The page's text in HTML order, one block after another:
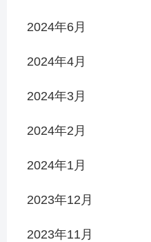
2024年6月
2024年4月
2024年3月
2024年2月
2024年1月
2023年12月
2023年11月